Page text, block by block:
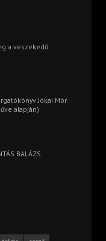
a veszekedő
Jókai Mór
alapján)
BALÁZS